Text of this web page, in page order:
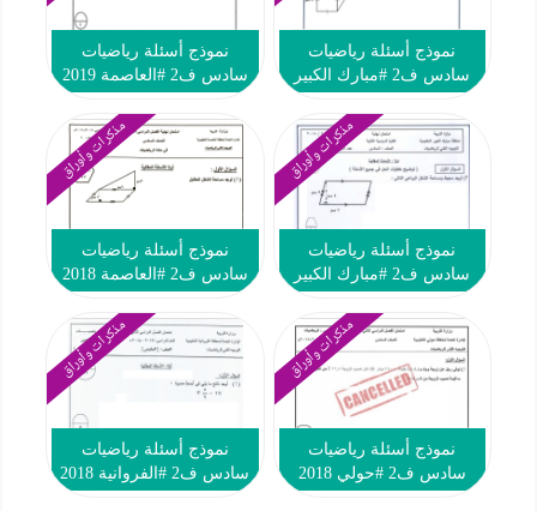
نموذج أسئلة رياضيات
سادس ف2 #مبارك الكبير
نموذج أسئلة رياضيات
سادس ف2 #العاصمة 2019
مذكرات وأوراق
نموذج أسئلة رياضيات
سادس ف2 #مبارك الكبير
مذكرات وأوراق
نموذج أسئلة رياضيات
سادس ف2 #العاصمة 2018
مذكرات وأوراق
نموذج أسئلة رياضيات
سادس ف2 #حولي 2018
مذكرات وأوراق
نموذج أسئلة رياضيات
سادس ف2 #الفروانية 2018